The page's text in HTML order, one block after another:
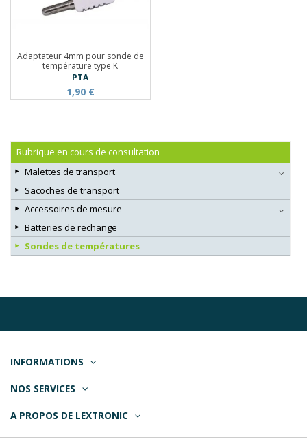
Adaptateur 4mm pour sonde de
température type K
PTA
1,90 €
Rubrique en cours de consultation
Malettes de transport
Sacoches de transport
Accessoires de mesure
Batteries de rechange
Sondes de températures
INFORMATIONS
NOS SERVICES
A PROPOS DE LEXTRONIC